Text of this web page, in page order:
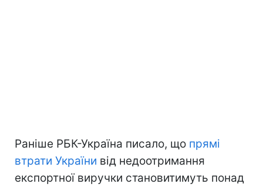
Раніше РБК-Україна писало, що прямі
втрати України від недоотримання
експортної виручки становитимуть понад